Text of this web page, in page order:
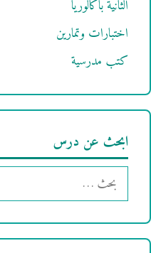
الثانية باكالوريا
اختبارات وتمارين
كتب مدرسية
ابحث عن درس
البحث
عن: